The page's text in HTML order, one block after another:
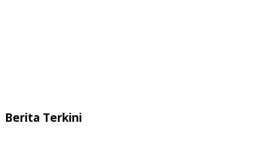
Berita Terkini